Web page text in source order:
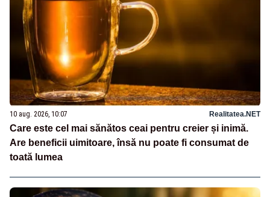
10 aug. 2026, 10:07 Realitatea.NET
Care este cel mai sănătos ceai pentru creier și inimă.
Are beneficii uimitoare, însă nu poate fi consumat de
toată lumea